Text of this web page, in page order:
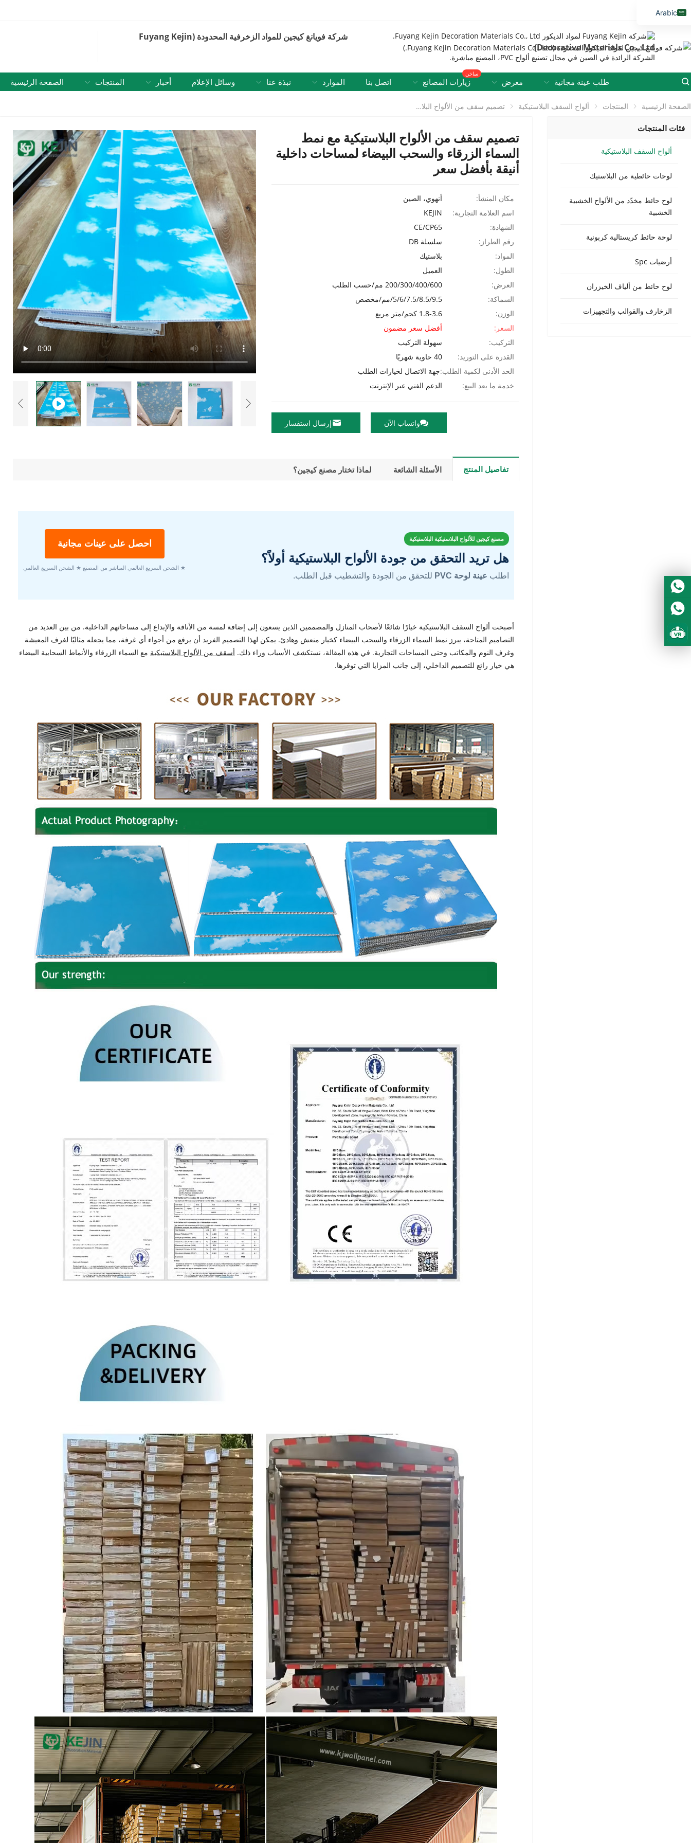
شركة فويانغ كيجين للمواد الزخرفية المحدودة (Fuyang Kejin
Decorative Materials Co., Ltd)
الشركة الرائدة في الصين في مجال تصنيع ألواح PVC، المصنع مباشرة.
الصفحة الرئيسية المنتجات أخبار وسائل الإعلام نبذة عنا الموارد اتصل بنا زيارات المصانع
ساخن
معرض طلب عينة مجانية
الصفحة الرئيسية المنتجات ألواح السقف البلاستيكية تصميم سقف من الألواح البلاستيكية مع نمط السماء الزرقاء والسحب البيضاء لمساحات داخلية أنيقة بأفضل سعر
تصميم سقف من الألواح البلاستيكية مع نمط
السماء الزرقاء والسحب البيضاء لمساحات داخلية
أنيقة بأفضل سعر
مكان المنشأ:
أنهوي، الصين
اسم العلامة التجارية:
KEJIN
الشهادة:
CE/CP65
رقم الطراز:
سلسلة DB
المواد:
بلاستيك
الطول:
العميل
العرض:
200/300/400/600 مم/حسب الطلب
السماكة:
5/6/7.5/8.5/9.5/مم/مخصص
الوزن:
1.8-3.6 كجم/متر مربع
السعر:
أفضل سعر مضمون
التركيب:
سهولة التركيب
القدرة على التوريد:
40 حاوية شهريًا
الحد الأدنى لكمية الطلب:جهة الاتصال لخيارات الطلب
خدمة ما بعد البيع:
الدعم الفني عبر الإنترنت
إرسال استفسار واتساب الآن
تفاصيل المنتج الأسئلة الشائعة لماذا تختار مصنع كيجين؟
مصنع كيجين للألواح البلاستيكية البلاستيكية
هل تريد التحقق من جودة الألواح البلاستيكية أولاً؟
اطلب عينة لوحة PVC للتحقق من الجودة والتشطيب قبل الطلب.
احصل على عينات مجانية
★ الشحن السريع العالمي المباشر من المصنع ★ الشحن السريع العالمي
أصبحت ألواح السقف البلاستيكية خيارًا شائعًا لأصحاب المنازل والمصممين الذين يسعون إلى إضافة لمسة من الأناقة والإبداع إلى مساحاتهم الداخلية. من بين العديد من
التصاميم المتاحة، يبرز نمط السماء الزرقاء والسحب البيضاء كخيار منعش وهادئ. يمكن لهذا التصميم الفريد أن يرفع من أجواء أي غرفة، مما يجعله مثاليًا لغرف المعيشة
وغرف النوم والمكاتب وحتى المساحات التجارية. في هذه المقالة، نستكشف الأسباب وراء ذلك. أسقف من الألواح البلاستيكية مع السماء الزرقاء والأنماط السحابية البيضاء
هي خيار رائع للتصميم الداخلي، إلى جانب المزايا التي توفرها.
فئات المنتجات
ألواح السقف البلاستيكية
لوحات حائطية من البلاستيك
لوح حائط مخدّد من الألواح الخشبية
الخشبية
لوحة حائط كريستالية كربونية
أرضيات Spc
لوح حائط من ألياف الخيزران
الزخارف والقوالب والتجهيزات
Arabic
Vietnamese
Kazakh
Korean
Uzbek
Spanish
Portuguese
Urdu
Italian
German
French